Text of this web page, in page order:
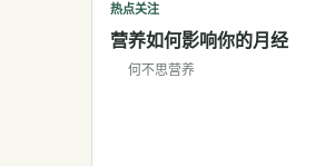
热点关注
营养如何影响你的月经
何不思营养